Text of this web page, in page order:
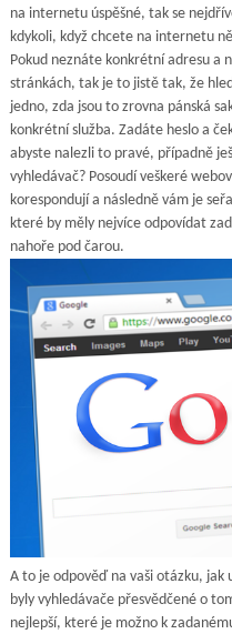
na internetu úspěšné, tak se
kdykoli, když chcete na internetu
Pokud neznáte konkrétní adresu a
stránkách, tak je to jistě tak, že
jedno, zda jsou to zrovna pánská
konkrétní služba. Zadáte heslo a
abyste nalezli to pravé, případně
vyhledávač? Posoudí veškeré
korespondují a následně vám je
které by měly nejvíce odpovídat
nahoře pod čarou.
A to je odpověď na vaši otázku,
byly vyhledávače přesvědčené o
nejlepší, které je možno k